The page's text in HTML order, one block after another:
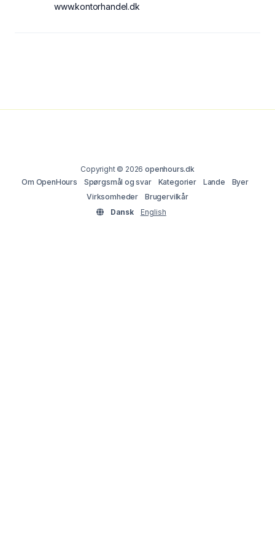
www.kontorhandel.dk
Copyright © 2026openhours.dk
Om OpenHours
Spørgsmål og svar Kategorier Lande
Byer
Virksomheder
Brugervilkår
Dansk
English